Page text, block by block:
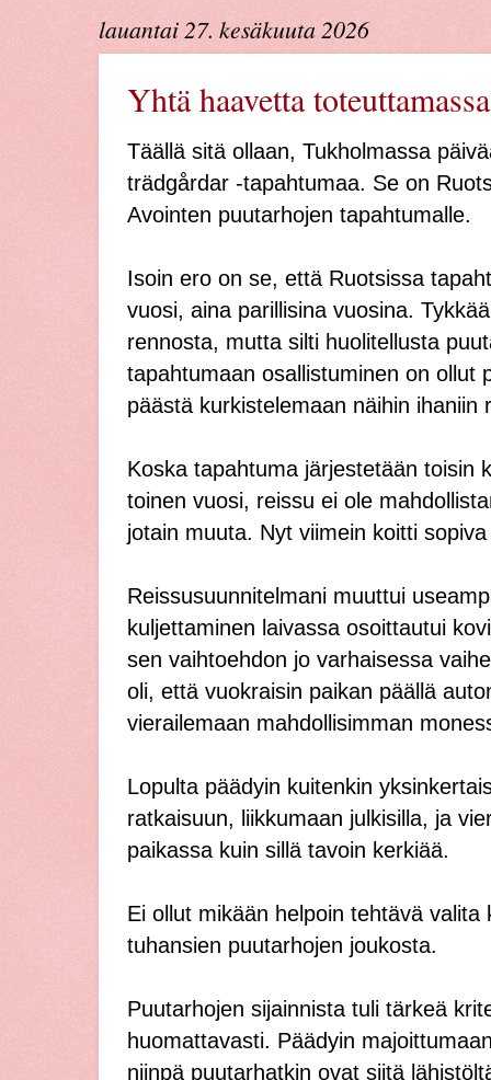
lauantai 27. kesäkuuta 2026
Yhtä haavetta
Täällä sitä ollaan, Tukholmassa
trädgårdar -tapahtumaa. Se on
Avointen puutarhojen tapahtumalle.
Isoin ero on se, että Ruotsissa
vuosi, aina parillisina vuosina.
rennosta, mutta silti huolitellusta
tapahtumaan osallistuminen on ollut
päästä kurkistelemaan näihin ihaniin
Koska tapahtuma järjestetään toisin
toinen vuosi, reissu ei ole
jotain muuta. Nyt viimein koitti
Reissusuunnitelmani muuttui
kuljettaminen laivassa osoittautui
sen vaihtoehdon jo varhaisessa
oli, että vuokraisin paikan päällä
vierailemaan mahdollisimman
Lopulta päädyin kuitenkin
ratkaisuun, liikkumaan julkisilla, ja
paikassa kuin sillä tavoin kerkiää.
Ei ollut mikään helpoin tehtävä valita
tuhansien puutarhojen joukosta.
Puutarhojen sijainnista tuli tärkeä
huomattavasti. Päädyin
niinpä puutarhatkin ovat siitä